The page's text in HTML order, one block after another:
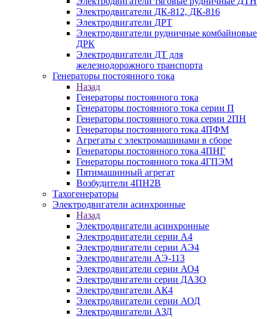
Электродвигатели ДК-812, ДК-816
Электродвигатели ДРТ
Электродвигатели рудничные комбайновые
ДРК
Электродвигатели ДТ для
железнодорожного транспорта
Генераторы постоянного тока
Назад
Генераторы постоянного тока
Генераторы постоянного тока серии П
Генераторы постоянного тока серии 2ПН
Генераторы постоянного тока 4ПФМ
Агрегаты с электромашинами в сборе
Генераторы постоянного тока 4ПНГ
Генераторы постоянного тока 4ГПЭМ
Пятимашинный агрегат
Возбудители 4ПН2В
Тахогенераторы
Электродвигатели асинхронные
Назад
Электродвигатели асинхронные
Электродвигатели серии А4
Электродвигатели серии АЭ4
Электродвигатели АЭ-113
Электродвигатели серии АО4
Электродвигатели серии ДАЗО
Электродвигатели АК4
Электродвигатели серии АОД
Электродвигатели АЗД